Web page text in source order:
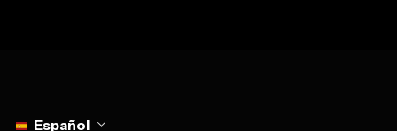
Herramientas